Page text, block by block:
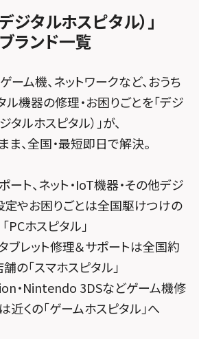
テルル松戸五香
テルル宮野木
千葉
大森
練馬
神田
軒茶屋
秋葉原
和が丘
春日井勝川
住道オペラパーク
東大阪ロンモール布施
堺出張所
京都河原町
治槙島
烏丸
京都宇治
福知山
神戸三宮
ュー
ン修理
ジタルホスピタル）」
ブランド一覧
ーム機、ネットワークなど、おうち
ル機器の修理・お困りごとを「デジ
タルホスピタル）」が、
ま、全国・最短即日で解決。
ト、ネット・IoT機器・その他デジ
やお困りごとは全国駆けつけの
「PCホスピタル」
ブレット修理＆サポートは全国約
の「スマホスピタル」
・Nintendo 3DSなどゲーム機修
近くの「ゲームホスピタル」へ